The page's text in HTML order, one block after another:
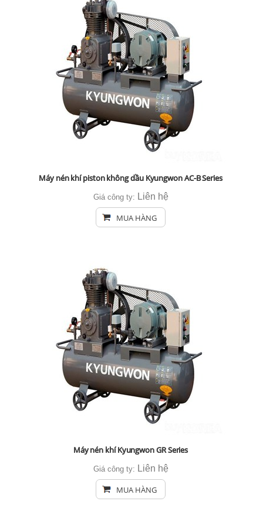
Máy nén khí piston không dầu Kyungwon AC-B Series
Giá công ty: Liên hệ
MUA HÀNG
Máy nén khí Kyungwon GR Series
Giá công ty: Liên hệ
MUA HÀNG